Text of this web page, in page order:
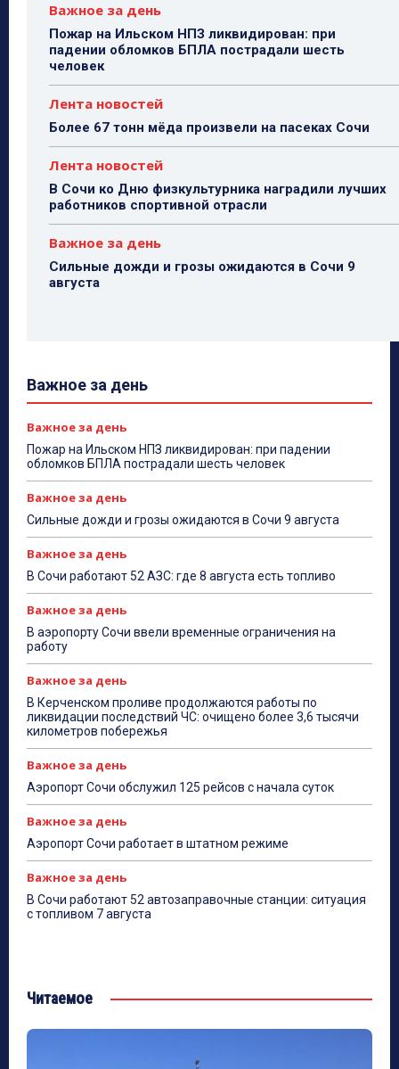
Важное за день
Пожар на Ильском НПЗ ликвидирован: при
падении обломков БПЛА пострадали шесть
человек
Лента новостей
Более 67 тонн мёда произвели на пасеках Сочи
Лента новостей
В Сочи ко Дню физкультурника наградили лучших
работников спортивной отрасли
Важное за день
Сильные дожди и грозы ожидаются в Сочи 9
августа
Важное за день
Важное за день
Пожар на Ильском НПЗ ликвидирован: при падении
обломков БПЛА пострадали шесть человек
Важное за день
Сильные дожди и грозы ожидаются в Сочи 9 августа
Важное за день
В Сочи работают 52 АЗС: где 8 августа есть топливо
Важное за день
В аэропорту Сочи ввели временные ограничения на
работу
Важное за день
В Керченском проливе продолжаются работы по
ликвидации последствий ЧС: очищено более 3,6 тысячи
километров побережья
Важное за день
Аэропорт Сочи обслужил 125 рейсов с начала суток
Важное за день
Аэропорт Сочи работает в штатном режиме
Важное за день
В Сочи работают 52 автозаправочные станции: ситуация
с топливом 7 августа
Читаемое